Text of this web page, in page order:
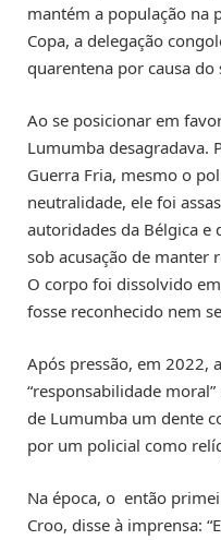
mantém a população na
Copa, a delegação
quarentena por causa do
Ao se posicionar em
Lumumba desagradava.
Guerra Fria, mesmo o
neutralidade, ele foi
autoridades da Bélgica e
sob acusação de manter
O corpo foi dissolvido
fosse reconhecido nem
Após pressão, em 2022,
“responsabilidade
de Lumumba um dente
por um policial como
Na época, o então
Croo, disse à imprensa: